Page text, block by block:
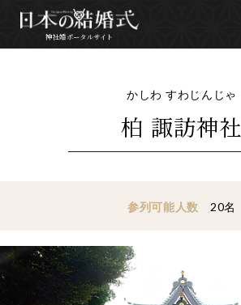
J P E N
衣裳を探す
神社婚ポータルサイト
かしわ すわじんじゃ
柏 諏訪神社
参列可能人数 20名